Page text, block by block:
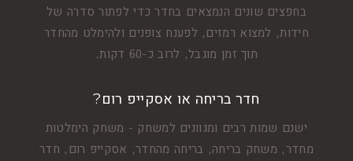
בחפצים שונים הנמצאים בחדר כדי לפתור סדרה של
חידות, למצוא רמזים, לפענח צופנים ולהימלט מהחדר
תוך זמן מוגבל, לרוב כ-60 דקות.
חדר בריחה או אסקייפ רום?
ישנם שמות רבים ומגוונים למשחק - משחק הימלטות
מחדר, משחק בריחה, בריחה מהחדר, אסקייפ רום, חדר